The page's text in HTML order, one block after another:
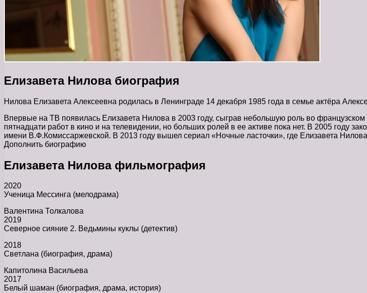
Елизавета Нилова биография
Нилова Елизавета Алексеевна родилась в Ленинграде 14 декабря 1985 года в семье актёра
Впервые на ТВ появилась Елизавета Нилова в 2003 году, сыграв небольшую роль во
пятнадцати работ в кино и на телевидении, но больших ролей в ее активе пока нет. В 2005 году
имени В.Ф.Комиссаржевской. В 2013 году вышел сериал «Ночные ласточки», где Елизавета
Дополнить биографию
Елизавета Нилова фильмография
2020
Ученица Мессинга (мелодрама)
Валентина Толкалова
2019
Северное сияние 2. Ведьмины куклы (детектив)
2018
Светлана (биография, драма)
Капитолина Васильева
2017
Белый шаман (биография, драма, история)